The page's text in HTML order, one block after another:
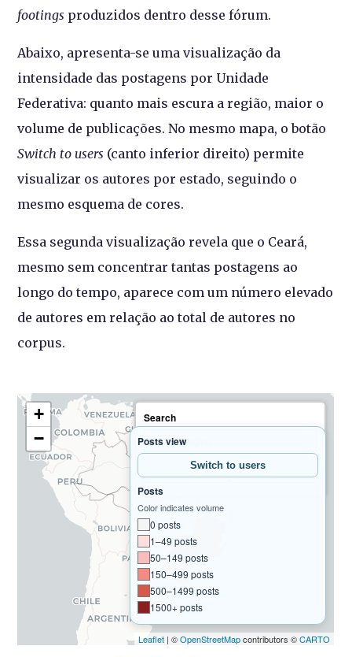
footings produzidos dentro desse fórum.
Abaixo, apresenta-se uma visualização da
intensidade das postagens por Unidade
Federativa: quanto mais escura a região, maior o
volume de publicações. No mesmo mapa, o botão
Switch to users (canto inferior direito) permite
visualizar os autores por estado, seguindo o
mesmo esquema de cores.
Essa segunda visualização revela que o Ceará,
mesmo sem concentrar tantas postagens ao
longo do tempo, aparece com um número elevado
de autores em relação ao total de autores no
corpus.